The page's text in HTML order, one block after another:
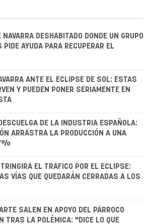
NAVARRA DESHABITADO DONDE UN GRUPO
PIDE AYUDA PARA RECUPERAR EL
ANTE EL ECLIPSE DE SOL: ESTAS
Y PUEDEN PONER SERIAMENTE EN
DE LA INDUSTRIA ESPAÑOLA:
ARRASTRA LA PRODUCCIÓN A UNA
EL TRÁFICO POR EL ECLIPSE:
VÍAS QUE QUEDARÁN CERRADAS A LOS
SALEN EN APOYO DEL PÁRROCO
TRAS LA POLÉMICA: "DICE LO QUE